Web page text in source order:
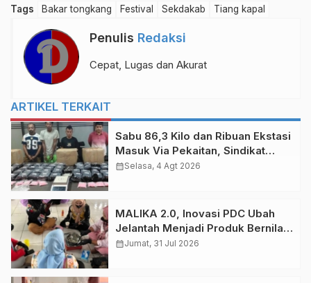
Tags Bakar tongkang Festival Sekdakab Tiang kapal
Penulis Redaksi
Cepat, Lugas dan Akurat
ARTIKEL TERKAIT
Sabu 86,3 Kilo dan Ribuan Ekstasi
Masuk Via Pekaitan, Sindikat
Narkoba Riau-Sumsel
calendar_monthSelasa, 4 Agt 2026
MALIKA 2.0, Inovasi PDC Ubah
Jelantah Menjadi Produk Bernilai
Guna
calendar_monthJumat, 31 Jul 2026